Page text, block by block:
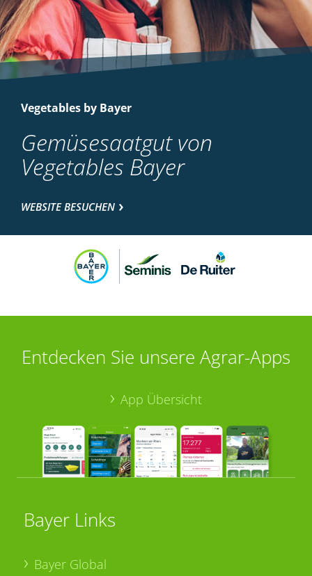
Vegetables by Bayer
Gemüsesaatgut von
Vegetables Bayer
WEBSITE BESUCHEN
Entdecken Sie unsere Agrar-Apps
App Übersicht
Bayer Links
Bayer Global